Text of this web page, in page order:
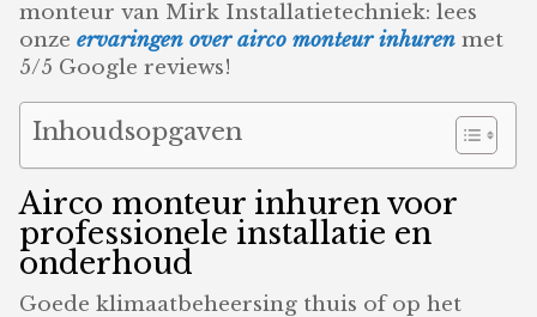
monteur van Mirk Installatietechniek: lees
onzeervaringen over airco monteur inhuren met
5/5 Google reviews!
Inhoudsopgaven
Airco monteur inhuren voor
professionele installatie en
onderhoud
Goede klimaatbeheersing thuis of op het